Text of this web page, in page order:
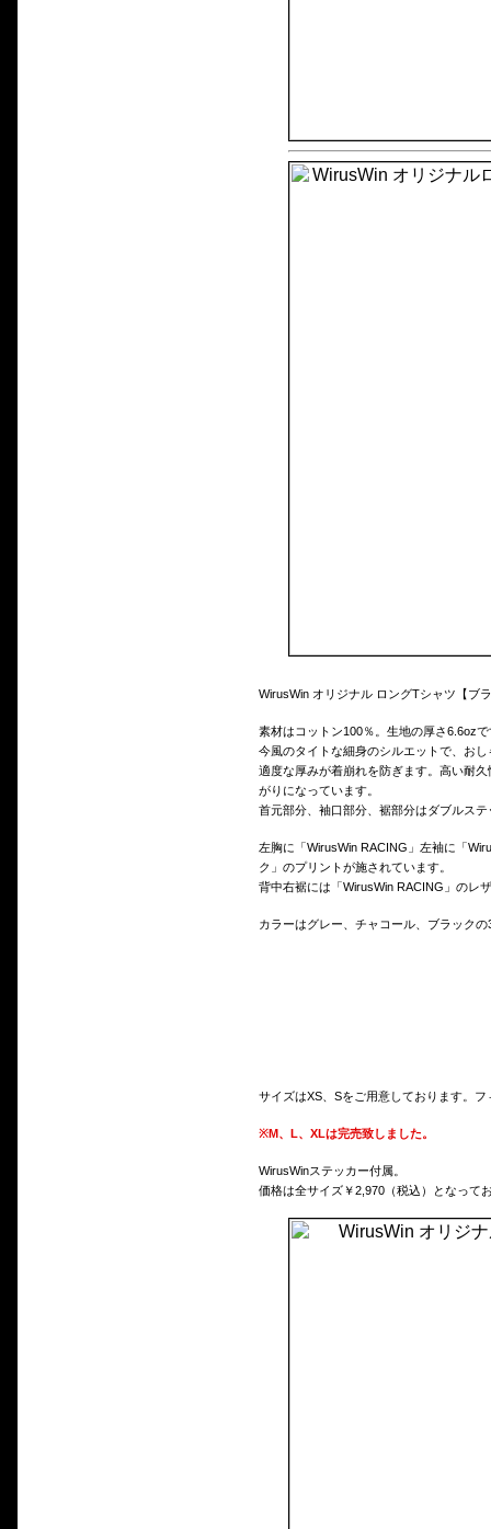
WirusWin オリジナル ロングTシャツ【ブ
素材はコットン100％。生地の厚さ6.6ozで
今風のタイトな細身のシルエットで、お
適度な厚みが着崩れを防ぎます。高い耐
がりになっています。
首元部分、袖口部分、裾部分はダブルス
左胸に「WirusWin RACING」左袖に「
ク」のプリントが施されています。
背中右裾には「WirusWin RACING」のレ
カラーはグレー、チャコール、ブラック
サイズはXS、Sをご用意しております。
※M、L、XLは完売致しました。
WirusWinステッカー付属。
価格は全サイズ￥2,970（税込）となって